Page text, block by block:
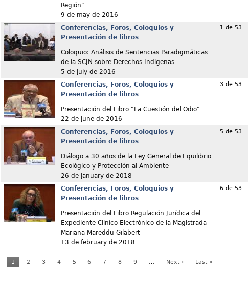
Región"
9 de may de 2016
Conferencias, Foros, Coloquios y
Presentación de libros
Coloquio: Análisis de Sentencias Paradigmáticas
de la SCJN sobre Derechos Indígenas
5 de july de 2016
1 de 53
Conferencias, Foros, Coloquios y
Presentación de libros
Presentación del Libro "La Cuestión del Odio"
22 de june de 2016
3 de 53
Conferencias, Foros, Coloquios y
Presentación de libros
Diálogo a 30 años de la Ley General de Equilibrio
Ecológico y Protección al Ambiente
26 de january de 2018
5 de 53
Conferencias, Foros, Coloquios y
Presentación de libros
Presentación del Libro Regulación Jurídica del
Expediente Cliníco Electrónico de la Magistrada
Mariana Mareddu Gilabert
13 de february de 2018
6 de 53
1 2 3 4 5 6 7 8 9 … Next › Last »